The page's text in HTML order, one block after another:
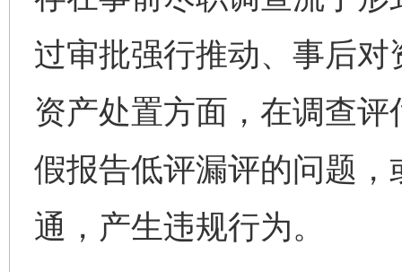
过审批强行推动、事后
资产处置方面，在调查
假报告低评漏评的问题，
通，产生违规行为。